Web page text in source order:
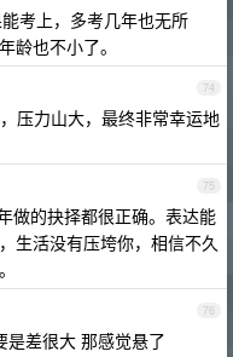
考上，多考几年也无所
龄也不小了。
74
压力山大，最终非常幸运地
75
做的抉择都很正确。表达能
生活没有压垮你，相信不久
76
是差很大 那感觉悬了